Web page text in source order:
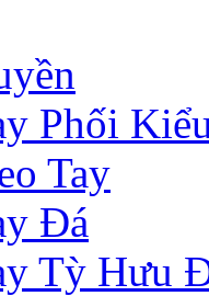
Phối
Tay
Đá
Tỳ Hưu